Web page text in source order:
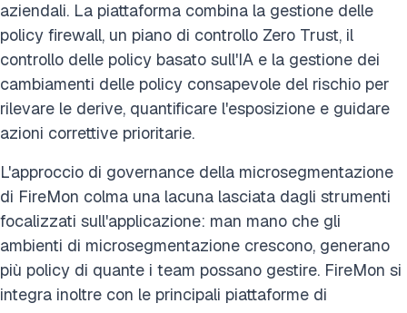
aziendali. La piattaforma combina la gestione delle
policy firewall, un piano di controllo Zero Trust, il
controllo delle policy basato sull'IA e la gestione dei
cambiamenti delle policy consapevole del rischio per
rilevare le derive, quantificare l'esposizione e guidare
azioni correttive prioritarie.
L'approccio di governance della microsegmentazione
di FireMon colma una lacuna lasciata dagli strumenti
focalizzati sull'applicazione: man mano che gli
ambienti di microsegmentazione crescono, generano
più policy di quante i team possano gestire. FireMon si
integra inoltre con le principali piattaforme di